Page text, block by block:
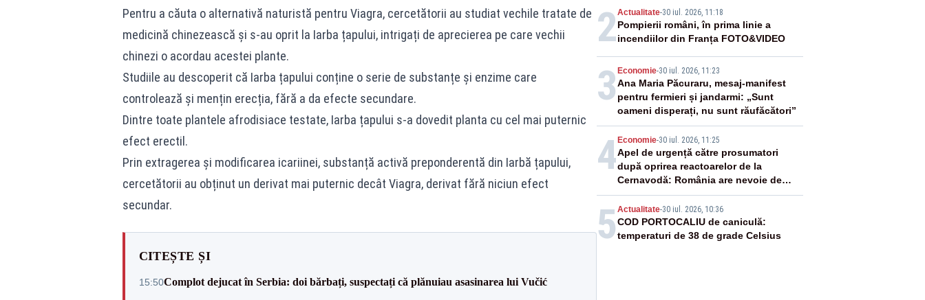
Pentru a căuta o alternativă naturistă pentru Viagra, cercetătorii au studiat vechile tratate de
medicină chinezească și s-au oprit la Iarba țapului, intrigați de aprecierea pe care vechii
chinezi o acordau acestei plante.
Studiile au descoperit că Iarba țapului conține o serie de substanțe și enzime care
controlează și mențin erecția, fără a da efecte secundare.
Dintre toate plantele afrodisiace testate, Iarba țapului s-a dovedit planta cu cel mai puternic
efect erectil.
Prin extragerea și modificarea icariinei, substanță activă preponderentă din Iarbă țapului,
cercetătorii au obținut un derivat mai puternic decât Viagra, derivat fără niciun efect
secundar.
CITEȘTE ȘI
15:50Complot dejucat în Serbia: doi bărbați, suspectați că plănuiau asasinarea lui Vučić
2Actualitate-30 iul. 2026, 11:18
Pompierii români, în prima linie a
incendiilor din Franța FOTO&VIDEO
3 Economie-30 iul. 2026, 11:23
Ana Maria Păcuraru, mesaj-manifest
pentru fermieri și jandarmi: „Sunt
oameni disperați, nu sunt răufăcători”
4 Economie-30 iul. 2026, 11:25
Apel de urgență către prosumatori
după oprirea reactoarelor de la
Cernavodă: România are nevoie de
energie
5 Actualitate-30 iul. 2026, 10:36
COD PORTOCALIU de caniculă:
temperaturi de 38 de grade Celsius